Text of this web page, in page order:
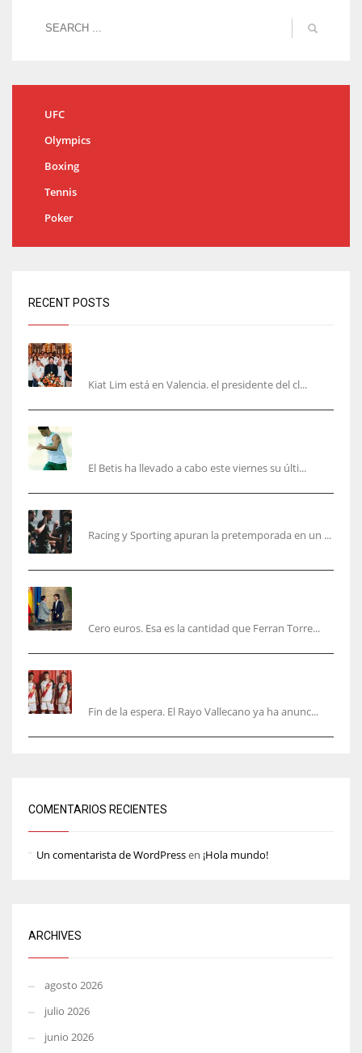
UFC
Olympics
Boxing
Tennis
Poker
RECENT POSTS
Kiat Lim está en Valencia. el presidente del cl...
El Betis ha llevado a cabo este viernes su últi...
Racing y Sporting apuran la pretemporada en un ...
Cero euros. Esa es la cantidad que Ferran Torre...
Fin de la espera. El Rayo Vallecano ya ha anunc...
COMENTARIOS RECIENTES
Un comentarista de WordPressen ¡Hola mundo!
ARCHIVES
agosto 2026
julio 2026
junio 2026